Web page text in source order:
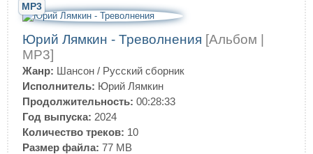
MP3
Юрий Лямкин - Треволнения [Альбом |
MP3]
Жанр: Шансон / Русский сборник
Исполнитель: Юрий Лямкин
Продолжительность: 00:28:33
Год выпуска: 2024
Количество треков: 10
Размер файла: 77 MB